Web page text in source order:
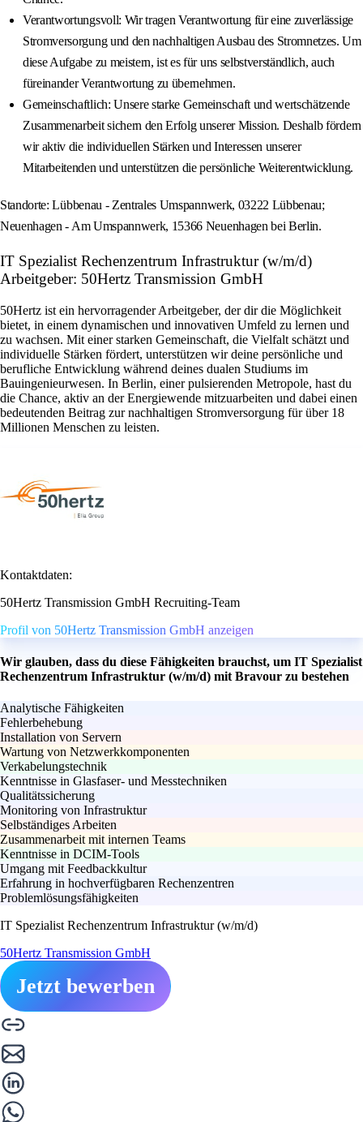
Verantwortungsvoll: Wir tragen Verantwortung für eine zuverlässige
Stromversorgung und den nachhaltigen Ausbau des Stromnetzes. Um
diese Aufgabe zu meistern, ist es für uns selbstverständlich, auch
füreinander Verantwortung zu übernehmen.
Gemeinschaftlich: Unsere starke Gemeinschaft und wertschätzende
Zusammenarbeit sichern den Erfolg unserer Mission. Deshalb fördern
wir aktiv die individuellen Stärken und Interessen unserer
Mitarbeitenden und unterstützen die persönliche Weiterentwicklung.
Standorte: Lübbenau - Zentrales Umspannwerk, 03222 Lübbenau;
Neuenhagen - Am Umspannwerk, 15366 Neuenhagen bei Berlin.
IT Spezialist Rechenzentrum Infrastruktur (w/m/d)
Arbeitgeber: 50Hertz Transmission GmbH
50Hertz ist ein hervorragender Arbeitgeber, der dir die Möglichkeit
bietet, in einem dynamischen und innovativen Umfeld zu lernen und
zu wachsen. Mit einer starken Gemeinschaft, die Vielfalt schätzt und
individuelle Stärken fördert, unterstützen wir deine persönliche und
berufliche Entwicklung während deines dualen Studiums im
Bauingenieurwesen. In Berlin, einer pulsierenden Metropole, hast du
die Chance, aktiv an der Energiewende mitzuarbeiten und dabei einen
bedeutenden Beitrag zur nachhaltigen Stromversorgung für über 18
Millionen Menschen zu leisten.
Kontaktdaten:
50Hertz Transmission GmbH Recruiting-Team
Profil von 50Hertz Transmission GmbH anzeigen
Wir glauben, dass du diese Fähigkeiten brauchst, um IT Spezialist
Rechenzentrum Infrastruktur (w/m/d) mit Bravour zu bestehen
Analytische Fähigkeiten
Fehlerbehebung
Installation von Servern
Wartung von Netzwerkkomponenten
Verkabelungstechnik
Kenntnisse in Glasfaser- und Messtechniken
Qualitätssicherung
Monitoring von Infrastruktur
Selbständiges Arbeiten
Zusammenarbeit mit internen Teams
Kenntnisse in DCIM-Tools
Umgang mit Feedbackkultur
Erfahrung in hochverfügbaren Rechenzentren
Problemlösungsfähigkeiten
IT Spezialist Rechenzentrum Infrastruktur (w/m/d)
50Hertz Transmission GmbH
Jetzt bewerben